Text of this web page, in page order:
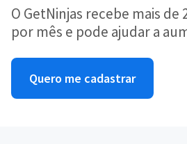
O GetNinjas recebe mais de
por mês e pode ajudar a
Quero me cadastrar